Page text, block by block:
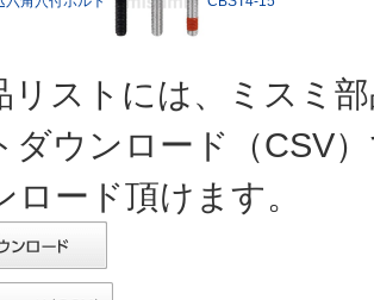
リストには、ミスミ
ダウンロード（CSV
ロード頂けます。